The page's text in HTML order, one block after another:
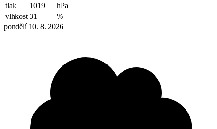
tlak
1019
hPa
vlhkost 31
%
pondělí 10. 8. 2026